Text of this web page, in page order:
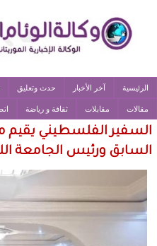
الرئيسية آخر الأخبار حدث وتعليق
مقالات مقابلات ثقافة و رياضة
السفير الفلسطيني يقيم
السابق ورئيس الجامعة